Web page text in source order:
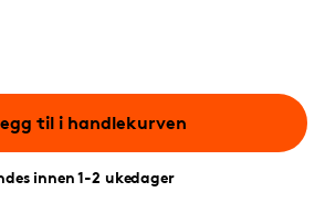
til i handlekurven
innen 1-2 ukedager